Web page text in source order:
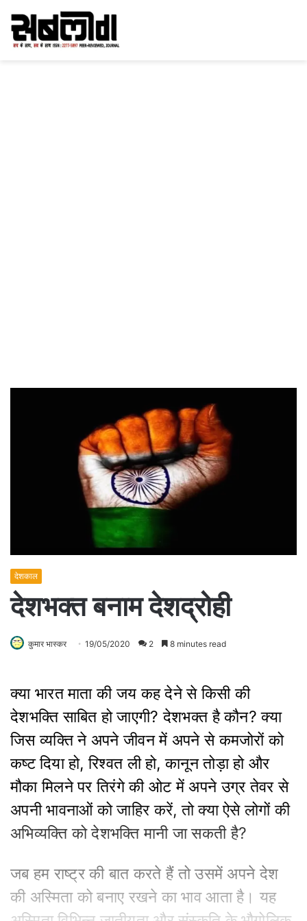
देशकाल
देशभक्त बनाम देशद्रोही
कुमार भास्कर 19/05/2020 2 8 minutes read
क्या भारत माता की जय कह देने से किसी की
देशभक्ति साबित हो जाएगी? देशभक्त है कौन? क्या
जिस व्यक्ति ने अपने जीवन में अपने से कमजोरों को
कष्ट दिया हो, रिश्वत ली हो, कानून तोड़ा हो और
मौका मिलने पर तिरंगे की ओट में अपने उग्र तेवर से
अपनी भावनाओं को जाहिर करें, तो क्या ऐसे लोगों की
अभिव्यक्ति को देशभक्ति मानी जा सकती है?
जब हम राष्ट्र की बात करते हैं तो उसमें अपने देश
की अस्मिता को बनाए रखने का भाव आता है। यह